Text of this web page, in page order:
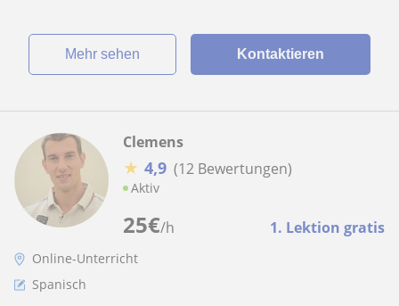
Mehr sehen Kontaktieren
25€/h 1. Lektion gratis
Clemens
★ 4,9 (12 Bewertungen)
Aktiv
Online-Unterricht
Spanisch